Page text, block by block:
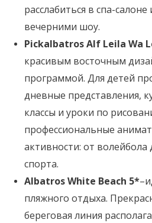
расслабиться в спа-
вечерними шоу.
Pickalbatros Alf Leila Wa
красивым восточным
программой. Для детей
дневные представления,
классы и уроки по
профессиональные
активности: от
спорта.
Albatros White Beach 5*
пляжного отдыха.
береговая линия